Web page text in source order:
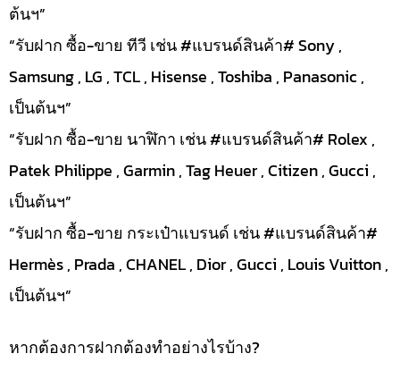
ต้นฯ”
“รับฝาก ซื้อ-ขาย ทีวี เช่น #แบรนด์สินค้า# Sony ,
Samsung , LG , TCL , Hisense , Toshiba , Panasonic ,
เป็นต้นฯ”
“รับฝาก ซื้อ-ขาย นาฬิกา เช่น #แบรนด์สินค้า# Rolex ,
Patek Philippe , Garmin , Tag Heuer , Citizen , Gucci ,
เป็นต้นฯ”
“รับฝาก ซื้อ-ขาย กระเป๋าแบรนด์ เช่น #แบรนด์สินค้า#
Hermès , Prada , CHANEL , Dior , Gucci , Louis Vuitton ,
เป็นต้นฯ”
หากต้องการฝากต้องทำอย่างไรบ้าง?